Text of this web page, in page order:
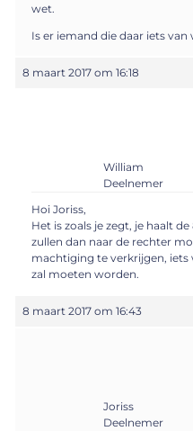
wet.
Is er iemand die daar iets
8 maart 2017 om 16:18
William
Deelnemer
Hoi Joriss,
Het is zoals je zegt, je haalt
zullen dan naar de rechter
machtiging te verkrijgen,
zal moeten worden.
8 maart 2017 om 16:43
Joriss
Deelnemer